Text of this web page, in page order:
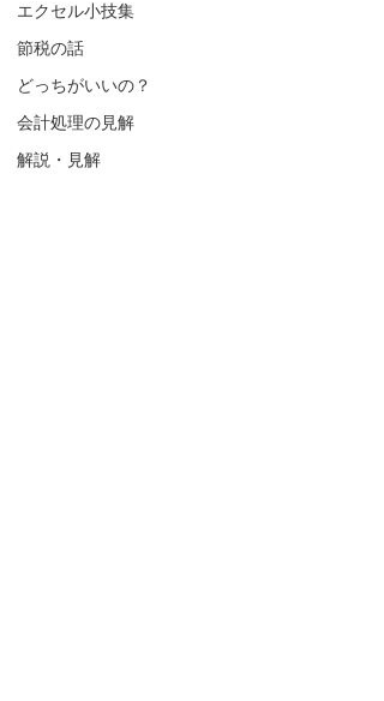
エクセル小技集
節税の話
どっちがいいの？
会計処理の見解
解説・見解